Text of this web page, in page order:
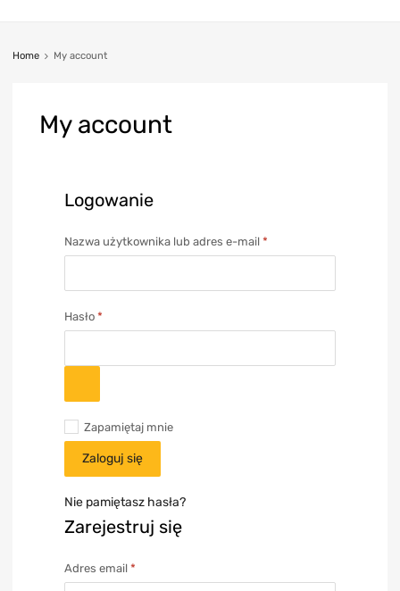
Home My account
Myaccount
Logowanie
Nazwa użytkownika lub adres e-mail *
Hasło *
Zapamiętaj mnie
Zaloguj się
Nie pamiętasz hasła?
Zarejestruj się
Adres email *